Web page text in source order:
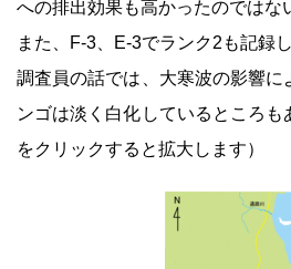
への排出効果も高かったのではな
また、F-3、E-3でランク2も記録し
調査員の話では、大寒波の影響に
ンゴは淡く白化しているところも
をクリックすると拡大します）